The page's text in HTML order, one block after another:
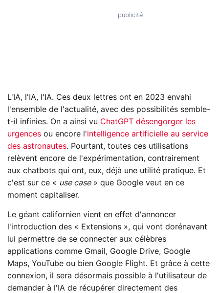
L'IA, l'IA, l'IA. Ces deux lettres ont en 2023 envahi
l'ensemble de l'actualité, avec des possibilités semble-
t-il infinies. On a ainsi vu ChatGPT désengorger les
urgences ou encore l'intelligence artificielle au service
des astronautes. Pourtant, toutes ces utilisations
relèvent encore de l'expérimentation, contrairement
aux chatbots qui ont, eux, déjà une utilité pratique. Et
c'est sur ce « use case» que Google veut en ce
moment capitaliser.
Le géant californien vient en effet d'annoncer
l'introduction des « Extensions », qui vont dorénavant
lui permettre de se connecter aux célèbres
applications comme Gmail, Google Drive, Google
Maps, YouTube ou bien Google Flight. Et grâce à cette
connexion, il sera désormais possible à l'utilisateur de
demander à l'IA de récupérer directement des